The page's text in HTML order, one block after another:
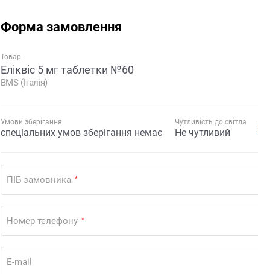
Форма замовлення
Товар
Еліквіс 5 мг таблетки №60
BMS (Італія)
Умови зберігання
спеціальних умов зберігання немає
Чутливість до світла
Не чутливий
ПІБ замовника *
Номер телефону *
E-mail